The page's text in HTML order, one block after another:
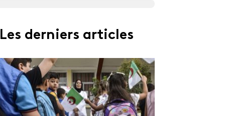
Les derniers articles